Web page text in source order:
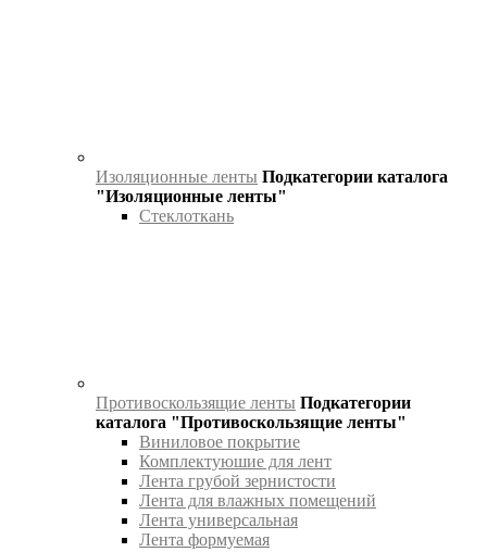
Изоляционные ленты Подкатегории каталога
"Изоляционные ленты"
Стеклоткань
Противоскользящие ленты Подкатегории
каталога "Противоскользящие ленты"
Виниловое покрытие
Комплектуюшие для лент
Лента грубой зернистости
Лента для влажных помещений
Лента универсальная
Лента формуемая